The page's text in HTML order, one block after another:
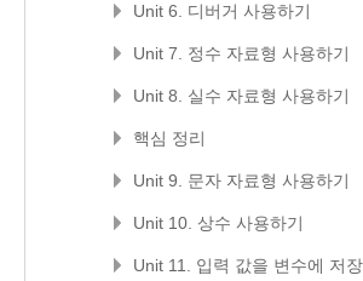
Unit 6. 디버거 사용하기
Unit 7. 정수 자료형 사용하기
Unit 8. 실수 자료형 사용하기
핵심 정리
Unit 9. 문자 자료형 사용하기
Unit 10. 상수 사용하기
Unit 11. 입력 값을 변수에 저